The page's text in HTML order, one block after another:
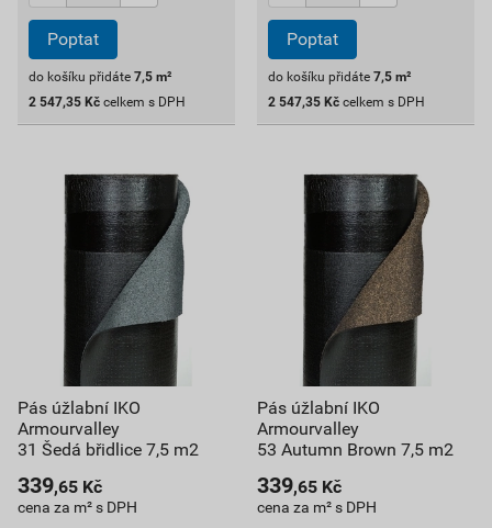
Poptat
do košíku přidáte 7,5 m²
2 547,35 Kč celkem s DPH
Poptat
do košíku přidáte 7,5 m²
2 547,35 Kč celkem s DPH
Pás úžlabní IKO
Armourvalley
31 Šedá břidlice 7,5 m2
339,65 Kč
cena za m² s DPH
Pás úžlabní IKO
Armourvalley
53 Autumn Brown 7,5 m2
339,65 Kč
cena za m² s DPH